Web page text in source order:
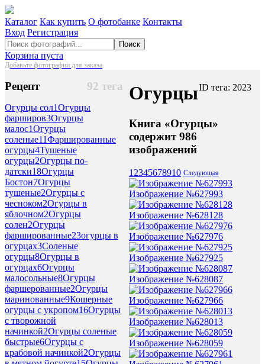
Каталог Как купить О фотобанке Контакты
Вход Регистрация
Поиск
Корзина пуста
Добавьте фотографии для заказа
92 тега
Рецепт
Огурцы сол1Огурцы
фарширов3Огурцы
малос1Огурцы
соленые11Фаршированные
огурцы4Тушеные
огурцы2Огурцы по-
датски18Огурцы
Бостон7Огурцы
тушеные2Огурцы с
чесноком2Огурцы в
яблочном2Огурцы
солен2Огурцы
фаршированные23огурцы в
огурцах3Соленые
огурцы8Огурцы в
огурцах6Огурцы
малосольные8Огурцы
фаршерованные2Огурцы
маринованные9Кошерные
огурцы с укропом16Огурцы
с творожной
начинкой2Огурцы соленые
быстрые6Огурцы с
крабовой начинкой2Огурцы
ID тега: 2023
Огурцы
Книга «Огурцы»
содержит 986
изображений
1 2345678910 Следующая
Изображение №627993
Изображение №628128
Изображение №627976
Изображение №627925
Изображение №628087
Изображение №627966
Изображение №628013
Изображение №628059